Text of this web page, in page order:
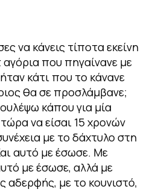
να κάνεις τίποτα εκείνη
αγόρια που πηγαίνανε με
κάτι που το κάνανε
θα σε προσλάμβανε;
κάπου για μία
να είσαι 15 χρονών
με το δάχτυλο στη
αυτό με έσωσε. Με
με έσωσε, αλλά με
αδερφής, με το κουνιστό,